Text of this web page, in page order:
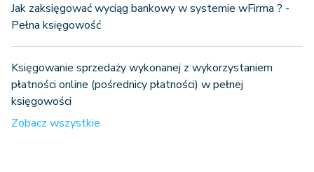
Jak zaksięgować wyciąg bankowy w systemie wFirma ? -
Pełna księgowość
Księgowanie sprzedaży wykonanej z wykorzystaniem
płatności online (pośrednicy płatności) w pełnej
księgowości
Zobacz wszystkie